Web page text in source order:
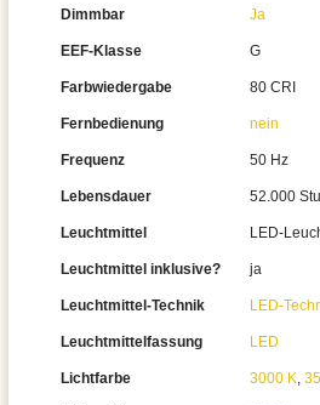
Dimmbar Ja
EEF-Klasse G
Farbwiedergabe 80 CRI
Fernbedienung nein
Frequenz 50 Hz
Lebensdauer 52.000
Leuchtmittel LED-
Leuchtmittel inklusive? ja
Leuchtmittel-Technik LED-
Leuchtmittelfassung LED
Lichtfarbe 3000 K,